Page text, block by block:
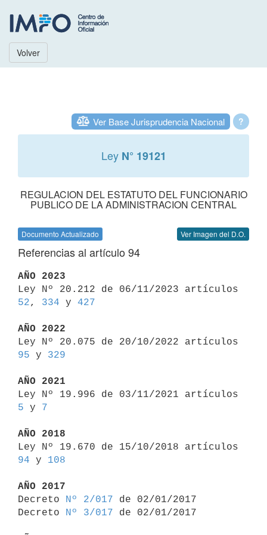
Volver
?
Ver Base Jurisprudencia Nacional
Ley N° 19121
REGULACION DEL ESTATUTO DEL FUNCIONARIO
PUBLICO DE LA ADMINISTRACION CENTRAL
Documento Actualizado Ver Imagen del D.O.
Referencias al artículo 94
AÑO 2023
52, 334 y 427
AÑO 2022
95 y 329
AÑO 2021
5 y 7
AÑO 2018
94 y 108
AÑO 2017
Decreto
Nº 2/017 de 02/01/2017
Decreto
Nº 3/017 de 02/01/2017